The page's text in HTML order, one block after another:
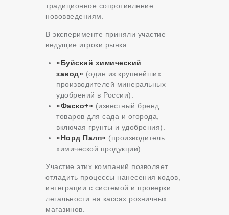
традиционное сопротивление
нововведениям.
В эксперименте приняли участие
ведущие игроки рынка:
«Буйский химический
завод» (один из крупнейших
производителей минеральных
удобрений в России).
«Фаско+» (известный бренд
товаров для сада и огорода,
включая грунты и удобрения).
«Норд Палп» (производитель
химической продукции).
Участие этих компаний позволяет
отладить процессы нанесения кодов,
интеграции с системой и проверки
легальности на кассах розничных
магазинов.